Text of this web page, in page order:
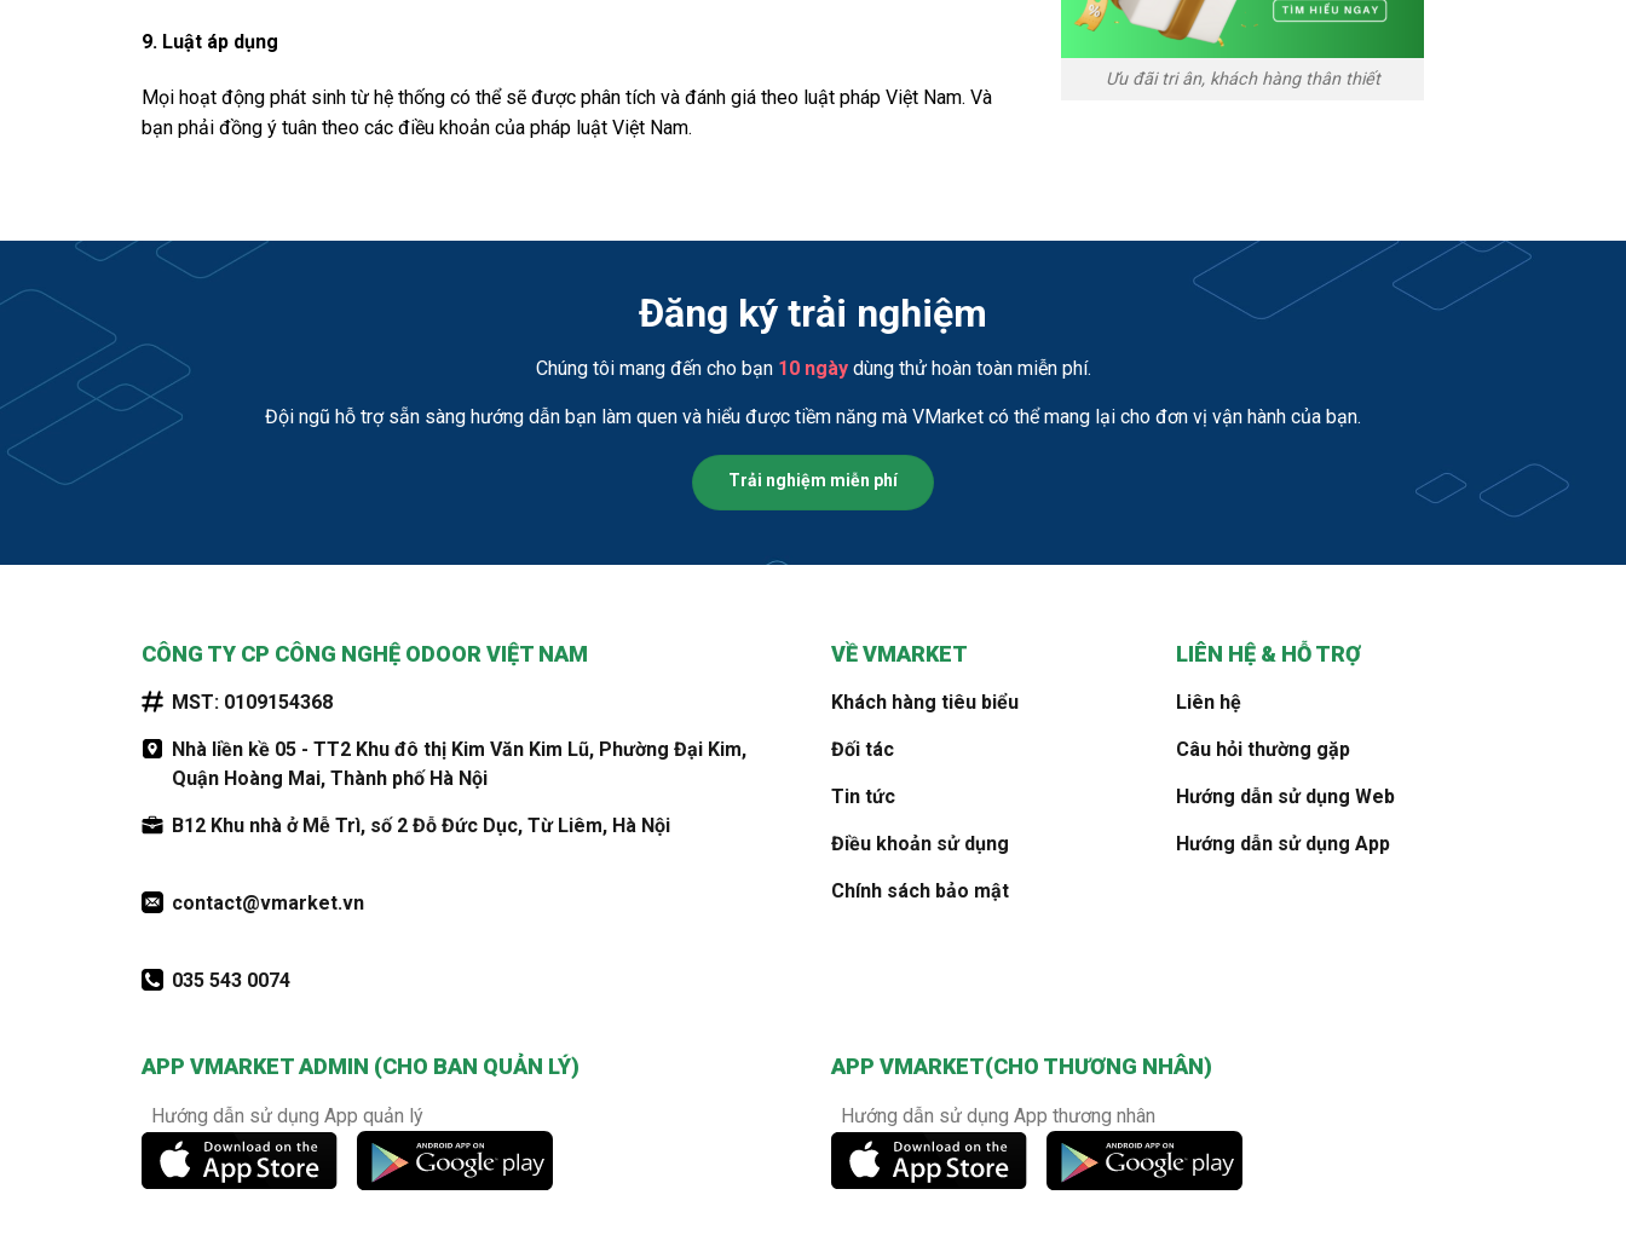
9. Luật áp dụng
Mọi hoạt động phát sinh từ hệ thống có thể sẽ được phân tích và đánh giá theo luật pháp Việt Nam. Và
bạn phải đồng ý tuân theo các điều khoản của pháp luật Việt Nam.
Ưu đãi tri ân, khách hàng thân thiết
Đăng ký trải nghiệm
Chúng tôi mang đến cho bạn 10 ngàydùng thử hoàn toàn miễn phí.
Đội ngũ hỗ trợ sẵn sàng hướng dẫn bạn làm quen và hiểu được tiềm năng mà VMarket có thể mang lại cho đơn vị vận hành của bạn.
Trải nghiệm miễn phí
CÔNG TY CP CÔNG NGHỆ ODOOR VIỆT NAM
MST: 0109154368
Nhà liền kề 05 - TT2 Khu đô thị Kim Văn Kim Lũ, Phường Đại Kim,
Quận Hoàng Mai, Thành phố Hà Nội
B12 Khu nhà ở Mễ Trì, số 2 Đỗ Đức Dục, Từ Liêm, Hà Nội
contact@vmarket.vn
035 543 0074
VỀ VMARKET
Khách hàng tiêu biểu
Đối tác
Tin tức
Điều khoản sử dụng
Chính sách bảo mật
LIÊN HỆ & HỖ TRỢ
Liên hệ
Câu hỏi thường gặp
Hướng dẫn sử dụng Web
Hướng dẫn sử dụng App
APP VMARKET ADMIN (CHO BAN QUẢN LÝ)
Hướng dẫn sử dụng App quản lý
APP VMARKET(CHO THƯƠNG NHÂN)
Hướng dẫn sử dụng App thương nhân